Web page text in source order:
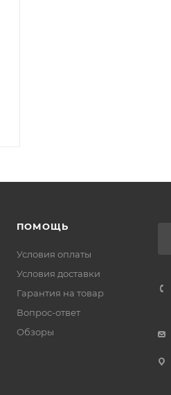
ПОМОЩЬ
Условия оплаты
Условия доставки
Гарантия на товар
Вопрос-ответ
Обзоры